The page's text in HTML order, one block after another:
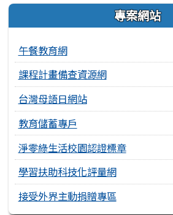
專案網站
午餐教育網
課程計畫備查資源網
台灣母語日網站
教育儲蓄專戶
淨零綠生活校園認證標章
學習扶助科技化評量網
接受外界主動捐贈專區